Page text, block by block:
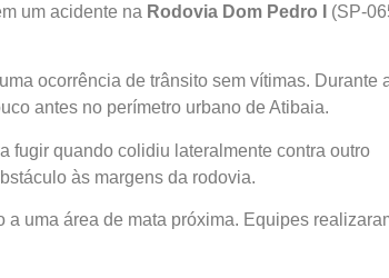
um acidente na Rodovia Dom Pedro I (SP-
ocorrência de trânsito sem vítimas. Durante
antes no perímetro urbano de Atibaia.
fugir quando colidiu lateralmente contra outro
às margens da rodovia.
uma área de mata próxima. Equipes